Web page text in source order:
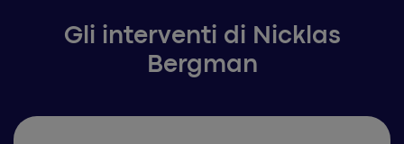
Gli interventi di Nicklas
Bergman